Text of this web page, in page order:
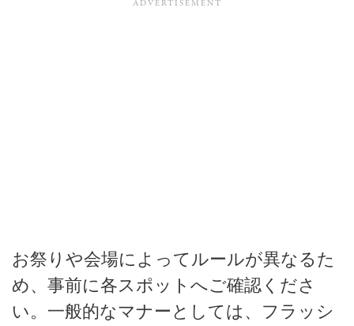
お祭りや会場によってルールが異なるた
め、事前に各スポットへご確認くださ
い。一般的なマナーとしては、フラッシ